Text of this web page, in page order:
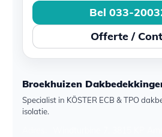
Bel 033-
Offerte /
Broekhuizen
Specialist in KÖSTER ECB & TPO
isolatie.